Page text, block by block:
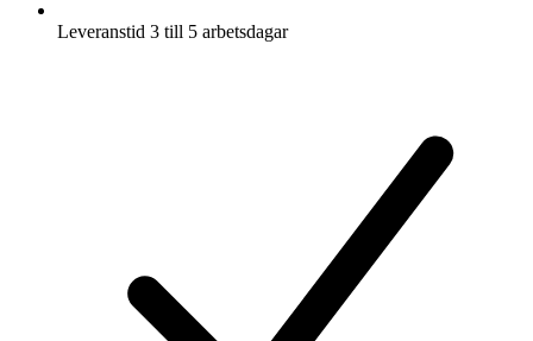
Leveranstid 3 till 5 arbetsdagar